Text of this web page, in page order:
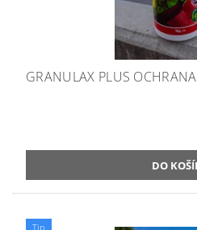
GRANULAX PLUS
Tip